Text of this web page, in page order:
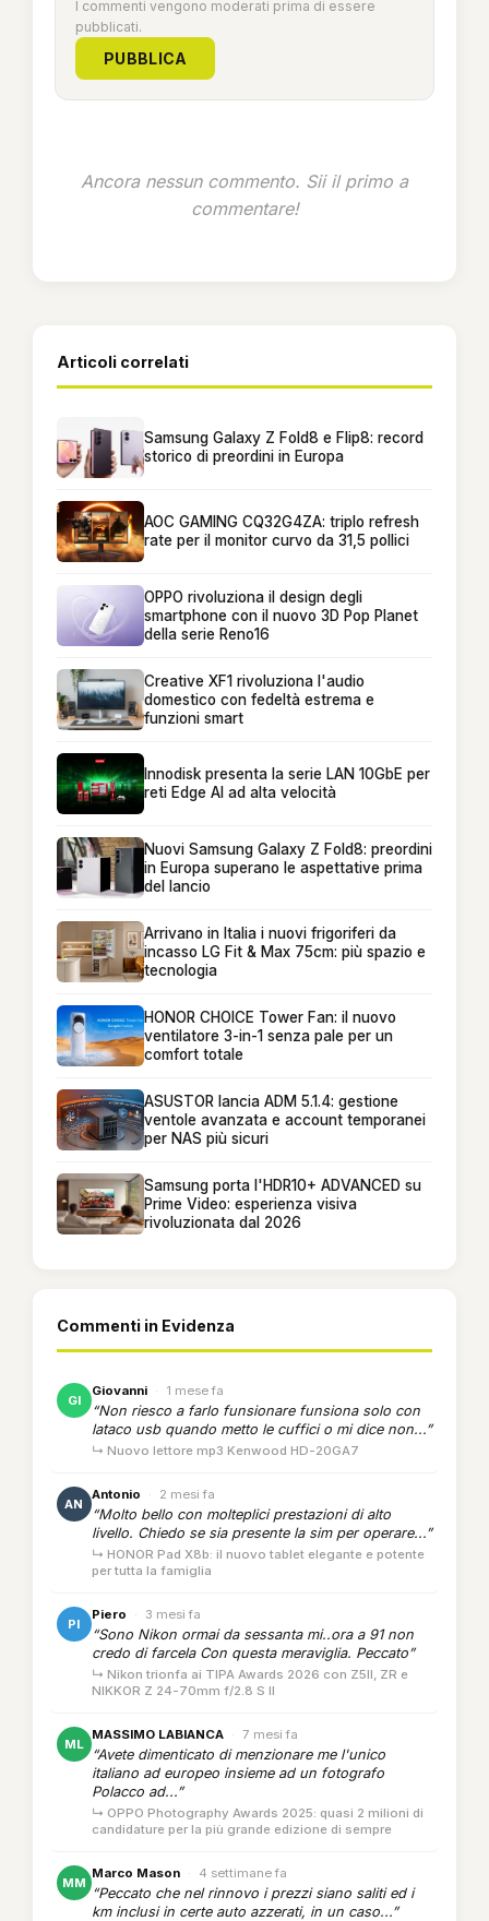
I commenti vengono moderati prima di essere
pubblicati.
PUBBLICA
Ancora nessun commento. Sii il primo a
commentare!
Articoli correlati
Samsung Galaxy Z Fold8 e Flip8: record
storico di preordini in Europa
AOC GAMING CQ32G4ZA: triplo refresh
rate per il monitor curvo da 31,5 pollici
OPPO rivoluziona il design degli
smartphone con il nuovo 3D Pop Planet
della serie Reno16
Creative XF1 rivoluziona l'audio
domestico con fedeltà estrema e
funzioni smart
Innodisk presenta la serie LAN 10GbE per
reti Edge AI ad alta velocità
Nuovi Samsung Galaxy Z Fold8: preordini
in Europa superano le aspettative prima
del lancio
Arrivano in Italia i nuovi frigoriferi da
incasso LG Fit & Max 75cm: più spazio e
tecnologia
HONOR CHOICE Tower Fan: il nuovo
ventilatore 3-in-1 senza pale per un
comfort totale
ASUSTOR lancia ADM 5.1.4: gestione
ventole avanzata e account temporanei
per NAS più sicuri
Samsung porta l'HDR10+ ADVANCED su
Prime Video: esperienza visiva
rivoluzionata dal 2026
Commenti in Evidenza
GI
Giovanni · 1 mese fa
“Non riesco a farlo funsionare funsiona solo con
lataco usb quando metto le cuffici o mi dice non...”
↳ Nuovo lettore mp3 Kenwood HD-20GA7
AN
Antonio · 2 mesi fa
“Molto bello con molteplici prestazioni di alto
livello. Chiedo se sia presente la sim per operare...”
↳ HONOR Pad X8b: il nuovo tablet elegante e potente
per tutta la famiglia
PI
Piero · 3 mesi fa
“Sono Nikon ormai da sessanta mi..ora a 91 non
credo di farcela Con questa meraviglia. Peccato”
↳ Nikon trionfa ai TIPA Awards 2026 con Z5II, ZR e
NIKKOR Z 24-70mm f/2.8 S II
ML
MASSIMO LABIANCA · 7 mesi fa
“Avete dimenticato di menzionare me l'unico
italiano ad europeo insieme ad un fotografo
Polacco ad...”
↳ OPPO Photography Awards 2025: quasi 2 milioni di
candidature per la più grande edizione di sempre
MM
Marco Mason · 4 settimane fa
“Peccato che nel rinnovo i prezzi siano saliti ed i
km inclusi in certe auto azzerati, in un caso...”